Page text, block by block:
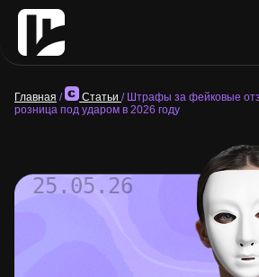
Главная / Статьи / Штрафы за фейковые
розница под ударом в 2026 году
25.05.26